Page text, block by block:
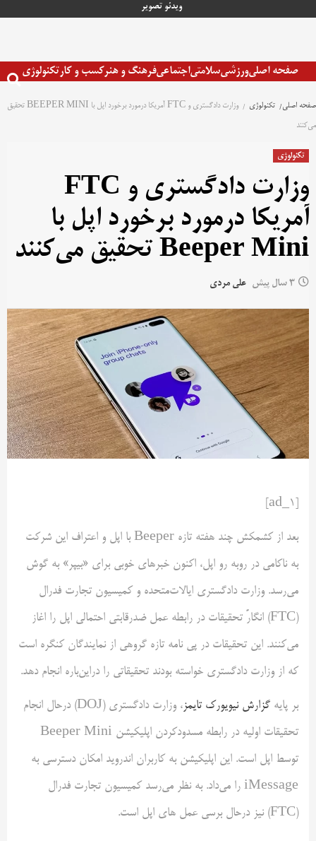
ویدئو تصویر
صفحه اصلیورزشیسلامتیاجتماعیفرهنگ و هنرکسب و کارتکنولوژی
صفحه اصلی تکنولوژی
وزارت دادگستری و FTC آمریکا درمورد برخورد اپل با BEEPER MINI تحقیق
می‌کنند
تکنولوژی
وزارت دادگستری و FTC
آمریکا درمورد برخورد اپل با
Beeper Mini تحقیق می‌کنند
3 سال پیش علی مردی
بعد از کشمکش چند هفته تازه Beeper با اپل و اعتراف این شرکت
به ناکامی در روبه رو اپل، اکنون خبرهای خوبی برای «بیپر» به گوش
می‌رسد. وزارت دادگستری ایالات‌متحده و کمیسیون تجارت فدرال
(FTC) انگارً تحقیقات در رابطه عمل ضدرقابتی احتمالی اپل را اغاز
می‌کنند. این تحقیقات در پی نامه تازه گروهی از نمایندگان کنگره است
که از وزارت دادگستری خواسته بودند تحقیقاتی را دراین‌باره انجام دهد.
بر پایه گزارش نیویورک تایمز
، وزارت دادگستری (DOJ) درحال انجام
تحقیقات اولیه در رابطه مسدودکردن اپلیکیشن Beeper Mini
توسط اپل است. این اپلیکیشن به کاربران اندروید امکان دسترسی به
iMessage را می‌داد. به نظر می‌رسد کمیسیون تجارت فدرال
(FTC) نیز درحال برسی عمل های اپل است.